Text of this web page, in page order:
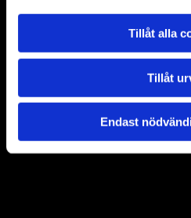
Tillåt alla
Tillåt
Endast